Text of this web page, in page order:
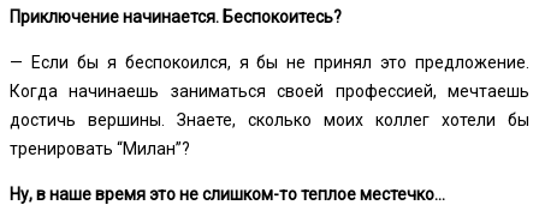
Приключение начинается. Беспокоитесь?
— Если бы я беспокоился, я бы не принял это предложение.
Когда начинаешь заниматься своей профессией, мечтаешь
достичь вершины. Знаете, сколько моих коллег хотели бы
тренировать “Милан”?
Ну, в наше время это не слишком-то теплое местечко…